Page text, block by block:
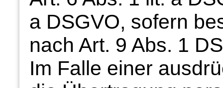
a DSGVO, sofern
nach Art. 9 Abs. 1
Im Falle einer